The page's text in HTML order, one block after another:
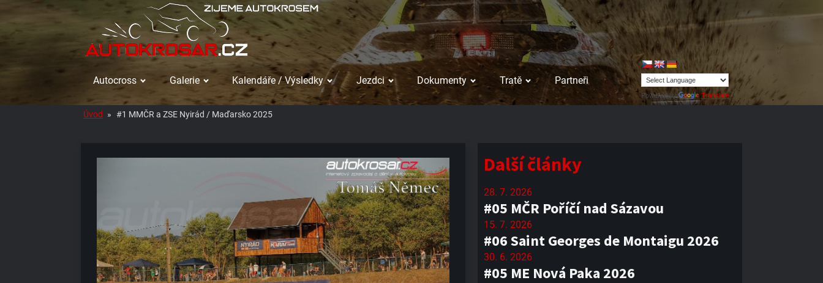
Autocross Galerie Kalendáře / Výsledky Jezdci Dokumenty Tratě Partneři
Powered by Translate
Úvod » #1 MMČR a ZSE Nyirád / Maďarsko 2025
Další články
28. 7. 2026
#05 MČR Poříčí nad Sázavou
15. 7. 2026
#06 Saint Georges de Montaigu 2026
30. 6. 2026
#05 ME Nová Paka 2026